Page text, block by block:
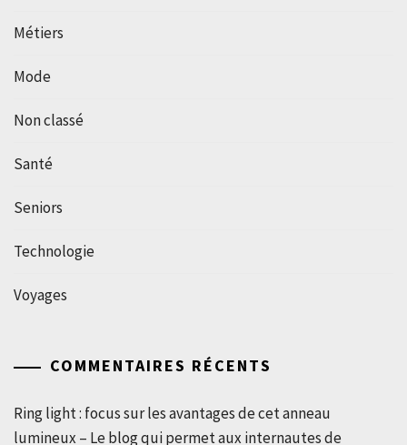
Métiers
Mode
Non classé
Santé
Seniors
Technologie
Voyages
COMMENTAIRES RÉCENTS
Ring light : focus sur les avantages de cet anneau
lumineux – Le blog qui permet aux internautes de